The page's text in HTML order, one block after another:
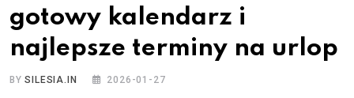
gotowy kalendarz i
najlepsze terminy na urlop
BYSILESIA.IN 2026-01-27